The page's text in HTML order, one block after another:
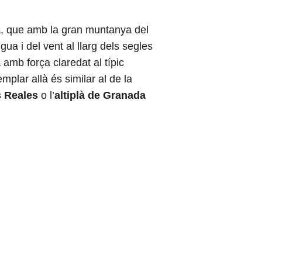
amb la gran muntanya del
i del vent al llarg dels segles
amb força claredat al típic
allà és similar al de la
Realeso l’altiplà de Granada